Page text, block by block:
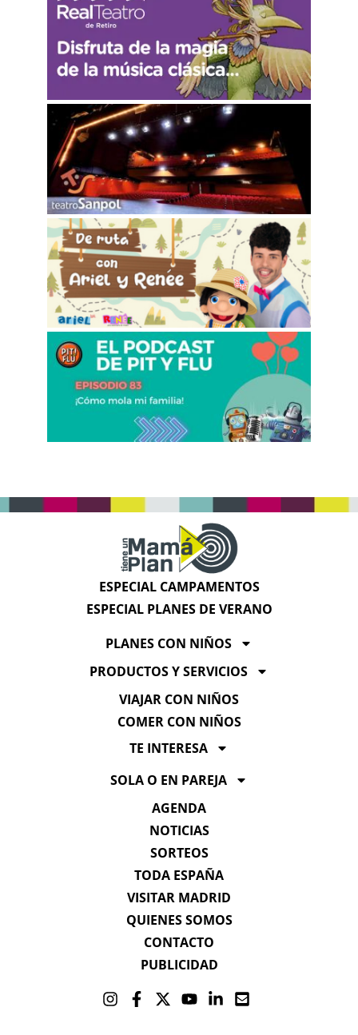
ESPECIAL CAMPAMENTOS
ESPECIAL PLANES DE VERANO
PLANES CON NIÑOS
PRODUCTOS Y SERVICIOS
VIAJAR CON NIÑOS
COMER CON NIÑOS
TE INTERESA
SOLA O EN PAREJA
AGENDA
NOTICIAS
SORTEOS
TODA ESPAÑA
VISITAR MADRID
QUIENES SOMOS
CONTACTO
PUBLICIDAD